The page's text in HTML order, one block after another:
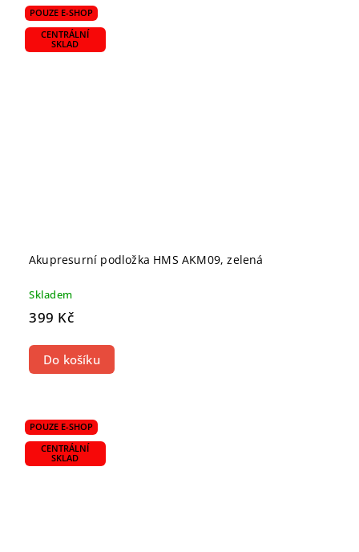
POUZE E-SHOP
CENTRÁLNÍ
SKLAD
Akupresurní podložka HMS AKM09, zelená
Skladem
399 Kč
Do košíku
POUZE E-SHOP
CENTRÁLNÍ
SKLAD